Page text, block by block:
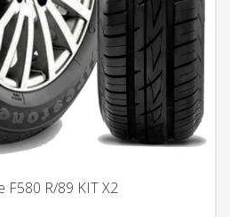
F580 R/89 KIT X2